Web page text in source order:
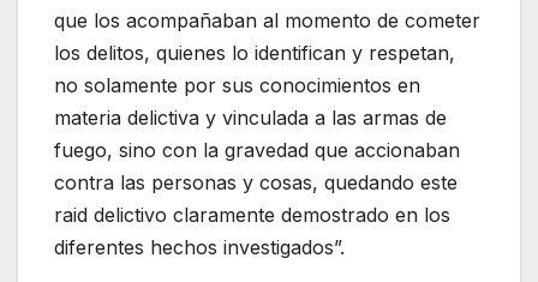
que los acompañaban al momento de cometer
los delitos, quienes lo identifican y respetan,
no solamente por sus conocimientos en
materia delictiva y vinculada a las armas de
fuego, sino con la gravedad que accionaban
contra las personas y cosas, quedando este
raid delictivo claramente demostrado en los
diferentes hechos investigados”.